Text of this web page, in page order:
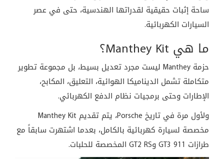
ساحة إثبات حقيقية لقدراتها الهندسية، حتى في عصر
السيارات الكهربائية.
ما هي Manthey Kit؟
حزمة Manthey ليست مجرد تعديل بسيط، بل مجموعة تطوير
متكاملة تشمل الديناميكا الهوائية، التعليق، المكابح،
الإطارات وحتى برمجيات نظام الدفع الكهربائي.
ولأول مرة في تاريخ Porsche، يتم تقديم Manthey Kit
مخصصة لسيارة كهربائية بالكامل، بعدما اشتهرت سابقاً مع
طرازات 911 GT3 وGT2 RS المخصصة للحلبات.